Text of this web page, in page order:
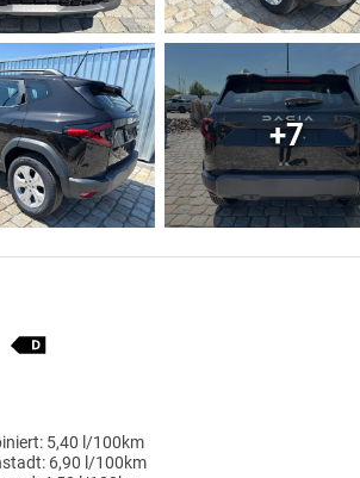
+7
5,40 l/100km
6,90 l/100km